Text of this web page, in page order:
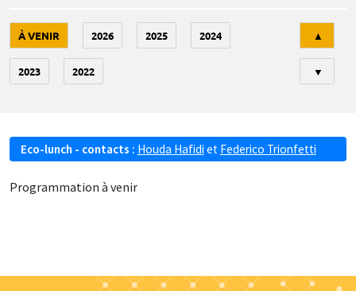
À VENIR 2026 2025 2024
2023 2022
▲
▼
Eco-lunch - contacts : Houda Hafidi et Federico Trionfetti
Programmation à venir